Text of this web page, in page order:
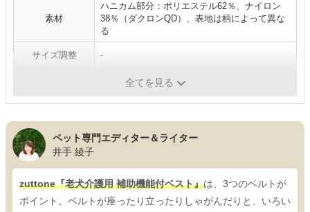
素材
ハニカム部分：ポリエステル62％、ナイロン
38％（ダクロンQD）、表地は柄によって異な
る
サイズ調整 -
全てを見る
ペット専門エディター＆ライター
井手 綾子
zuttone『老犬介護用 補助機能付ベスト』は、3つのベルトが
ポイント。ベルトが座ったり立ったりしゃがんだりと、いろい